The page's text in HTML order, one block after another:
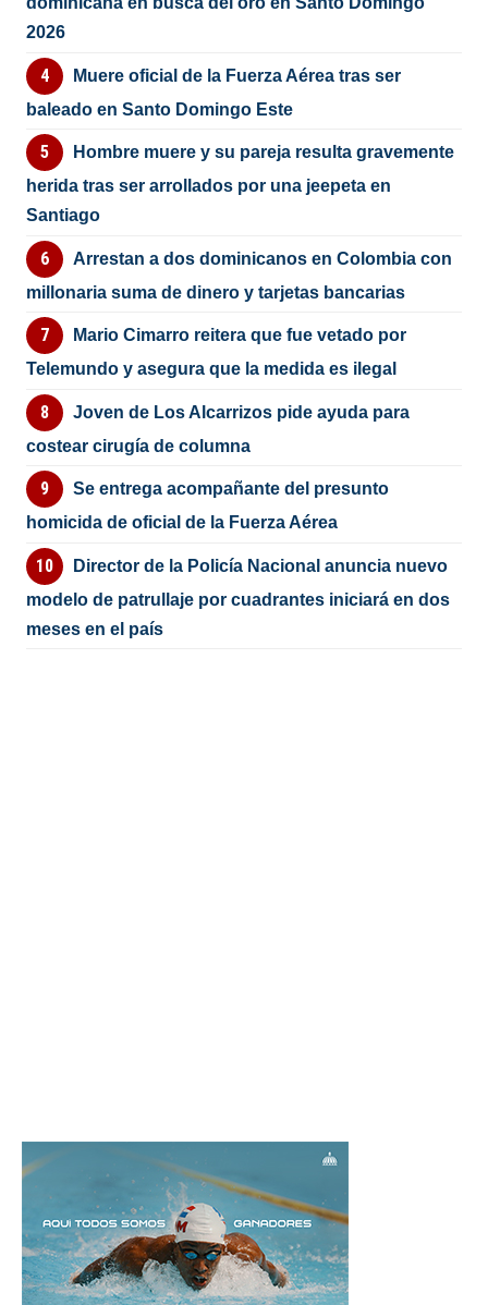
2026
Muere oficial de la Fuerza Aérea tras ser
baleado en Santo Domingo Este
Hombre muere y su pareja resulta gravemente
herida tras ser arrollados por una jeepeta en
Santiago
Arrestan a dos dominicanos en Colombia con
millonaria suma de dinero y tarjetas bancarias
Mario Cimarro reitera que fue vetado por
Telemundo y asegura que la medida es ilegal
Joven de Los Alcarrizos pide ayuda para
costear cirugía de columna
Se entrega acompañante del presunto
homicida de oficial de la Fuerza Aérea
Director de la Policía Nacional anuncia nuevo
modelo de patrullaje por cuadrantes iniciará en dos
meses en el país